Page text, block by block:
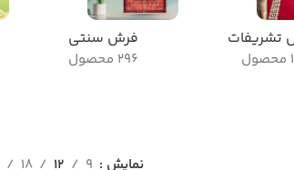
تشریفات فرش سنتی
296 محصول
نمایش 9
12
18